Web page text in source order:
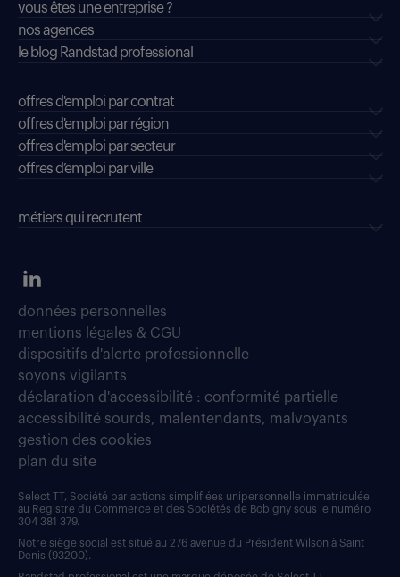
vous êtes une entreprise ?
nos agences
le blog Randstad professional
offres d'emploi par contrat
offres d'emploi par région
offres d'emploi par secteur
offres d’emploi par ville
métiers qui recrutent
données personnelles
mentions légales & CGU
dispositifs d'alerte professionnelle
soyons vigilants
déclaration d'accessibilité : conformité partielle
accessibilité sourds, malentendants, malvoyants
gestion des cookies
plan du site
Select TT, Société par actions simplifiées unipersonnelle immatriculée
au Registre du Commerce et des Sociétés de Bobigny sous le numéro
304 381 379.
Notre siège social est situé au 276 avenue du Président Wilson à Saint
Denis (93200).